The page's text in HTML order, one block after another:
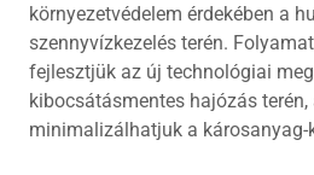
környezetvédelem érdekében a
szennyvízkezelés terén.
fejlesztjük az új technológiai
kibocsátásmentes hajózás
minimalizálhatjuk a károsanyag-